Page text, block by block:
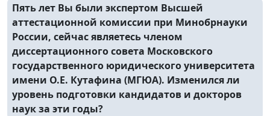
Пять лет Вы были экспертом Высшей
аттестационной комиссии при Минобрнауки
России, сейчас являетесь членом
диссертационного совета Московского
государственного юридического университета
имени О.Е. Кутафина (МГЮА). Изменился ли
уровень подготовки кандидатов и докторов
наук за эти годы?